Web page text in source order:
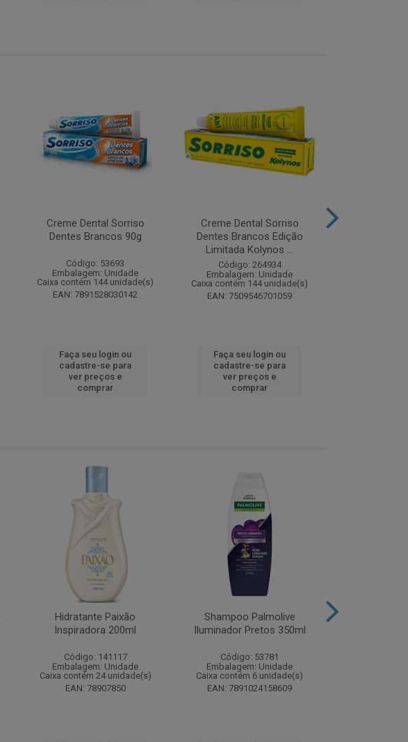
Creme Dental Sorriso
Dentes Brancos 90g
Código: 53693
Embalagem: Unidade
Caixa contém 144 unidade(s)
EAN: 7891528030142
Faça seu login ou
cadastre-se para
ver preços e
comprar
Creme Dental Sorriso
Dentes Brancos Edição
Limitada Kolynos ...
Código: 264934
Embalagem: Unidade
Caixa contém 144 unidade(s)
EAN: 7509546701059
Faça seu login ou
cadastre-se para
ver preços e
comprar
Hidratante Paixão
Inspiradora 200ml
Código: 141117
Embalagem: Unidade
Caixa contém 24 unidade(s)
EAN: 78907850
Shampoo Palmolive
Iluminador Pretos 350ml
Código: 53781
Embalagem: Unidade
Caixa contém 6 unidade(s)
EAN: 7891024158609